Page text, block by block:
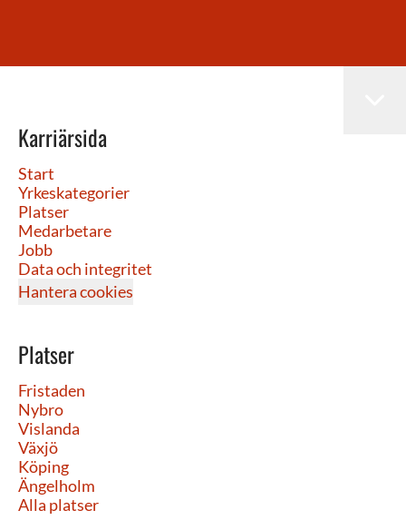
Karriärsida
Start
Yrkeskategorier
Platser
Medarbetare
Jobb
Data och integritet
Hantera cookies
Platser
Fristaden
Nybro
Vislanda
Växjö
Köping
Ängelholm
Alla platser